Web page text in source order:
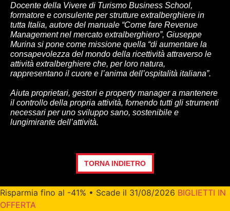
Docente della Vivere di Turismo Business School,
formatore e consulente per strutture extralberghiere in
tutta Italia, autore del manuale “Come fare Revenue
Management nel mercato extralberghiero”, Giuseppe
Murina si pone come missione quella “di aumentare la
consapevolezza del mondo della ricettività attraverso le
attività extralberghiere che, per loro natura,
rappresentano il cuore e l’anima dell’ospitalità italiana”.
Aiuta proprietari, gestori e property manager a mantenere
il controllo della propria attività, fornendo tutti gli strumenti
necessari per uno sviluppo sano, sostenibile e
lungimirante dell’attività.
TORNA INDIETRO
Risparmia fino al -41% • Scade il 31/08/2026 BIGLIETTI IN
OFFERTA